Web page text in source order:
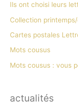
Ils ont choisi leurs
Collection
Cartes postales
Mots cousus
Mots cousus : vous
actualités